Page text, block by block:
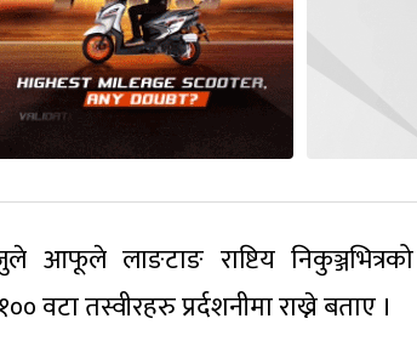
आफूले लाङटाङ राष्टिय
तस्वीरहरु प्रर्दशनीमा राख्ने बताए ।